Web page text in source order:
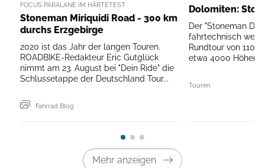
FOCUS PARALANE IM HÄRTETEST
Stoneman Miriquidi Road - 300 km
durchs Erzgebirge
2020 ist das Jahr der langen Touren.
ROADBIKE-Redakteur Eric Gutglück
nimmt am 23. August bei "Dein Ride" die
Schlussetappe der Deutschland Tour...
Fahrrad Blog
Dolomiten:
Der "Stoneman
fahrtechnisch
Rundtour von 110
etwa 4000
Touren
Mehr anzeigen